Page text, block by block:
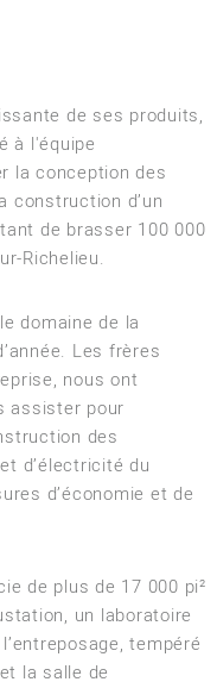
de ses produits,
à l'équipe
la conception des
construction d’un
de brasser 100 000
Richelieu.
domaine de la
Les frères
nous ont
assister pour
des
d’électricité du
d’économie et de
de plus de 17 000 pi²
un laboratoire
tempéré
la salle de